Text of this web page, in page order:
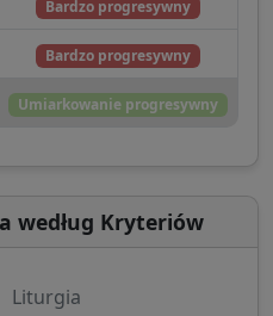
Bardzo progresywny
Bardzo progresywny
Umiarkowanie progresywny
według Kryteriów
Liturgia